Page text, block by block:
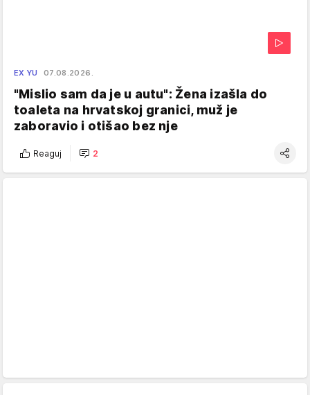
EX YU 07.08.2026.
"Mislio sam da je u autu": Žena izašla do
toaleta na hrvatskoj granici, muž je
zaboravio i otišao bez nje
Reaguj 2